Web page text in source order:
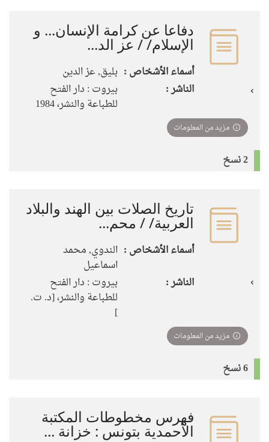
دفاعا عن كرامة الإنسان... و
الإسلام/ / عز الد...
أسماء الأشخاص : بليق, عز الدين
الناشر :
بيروت : دار الفتح
للطباعة والنشر، 1984
مزيد من المعلومات
2 نسخ
تاريخ الصلات بين الهند والبلاد
العربية/ / محم...
أسماء الأشخاص : الندوي, محمد
اسماعيل
الناشر :
بيروت : دار الفتح
للطباعة والنشر، [د. ت.
]
مزيد من المعلومات
6 نسخ
فهرس مخطوطات المكتبة
الأحمدية بتونس : خزانة ...